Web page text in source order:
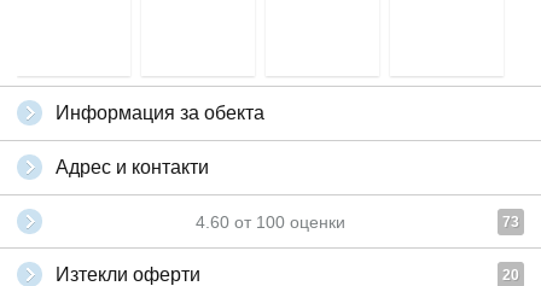
Информация за обекта
Адрес и контакти
4.60 от 100 оценки 73
Изтекли оферти 20